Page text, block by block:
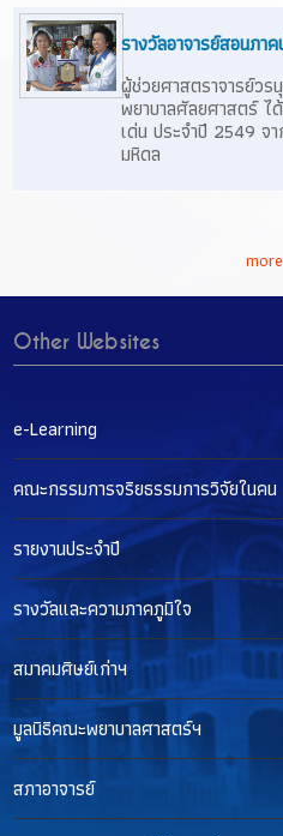
รางวัลอาจารย์สอนภา
ผู้ช่วยศาสตราจารย์วร
พยาบาลศัลยศาสตร์ ไ
เด่น ประจำปี 2549 จ
มหิดล
Other Websites
e-Learning
คณะกรรมการจริยธรรมการวิจัยในคน
รายงานประจำปี
รางวัลและความภาคภูมิใจ
สมาคมศิษย์เก่าฯ
มูลนิธิคณะพยาบาลศาสตร์ฯ
สภาอาจารย์